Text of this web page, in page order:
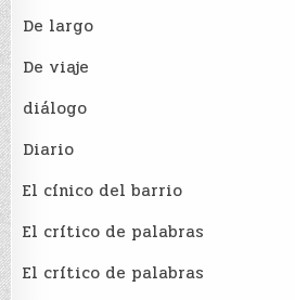
De largo
De viaje
diálogo
Diario
El cínico del barrio
El crí­tico de palabras
El crí­tico de palabras